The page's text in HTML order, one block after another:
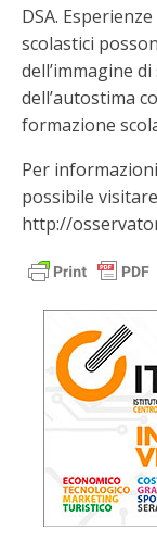
DSA.
scolastici
dell’immagine
dell’autostima
formazione
Per
possibile
http://